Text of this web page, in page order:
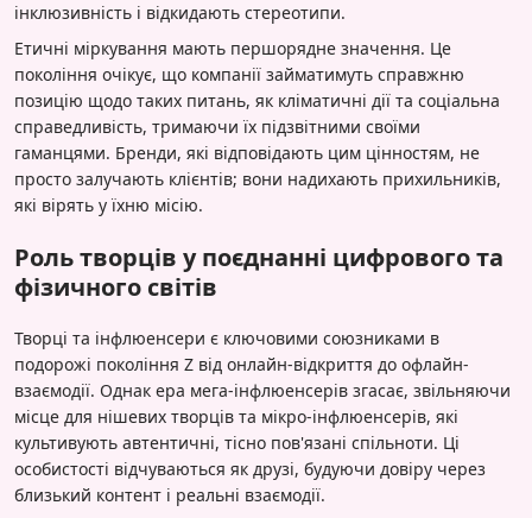
інклюзивність і відкидають стереотипи.
Етичні міркування мають першорядне значення. Це
покоління очікує, що компанії займатимуть справжню
позицію щодо таких питань, як кліматичні дії та соціальна
справедливість, тримаючи їх підзвітними своїми
гаманцями. Бренди, які відповідають цим цінностям, не
просто залучають клієнтів; вони надихають прихильників,
які вірять у їхню місію.
Роль творців у поєднанні цифрового та
фізичного світів
Творці та інфлюенсери є ключовими союзниками в
подорожі покоління Z від онлайн-відкриття до офлайн-
взаємодії. Однак ера мега-інфлюенсерів згасає, звільняючи
місце для нішевих творців та мікро-інфлюенсерів, які
культивують автентичні, тісно пов'язані спільноти. Ці
особистості відчуваються як друзі, будуючи довіру через
близький контент і реальні взаємодії.